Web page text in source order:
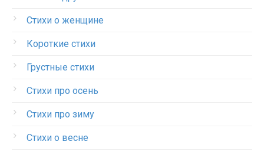
Стихи о женщине
Короткие стихи
Грустные стихи
Стихи про осень
Стихи про зиму
Стихи о весне